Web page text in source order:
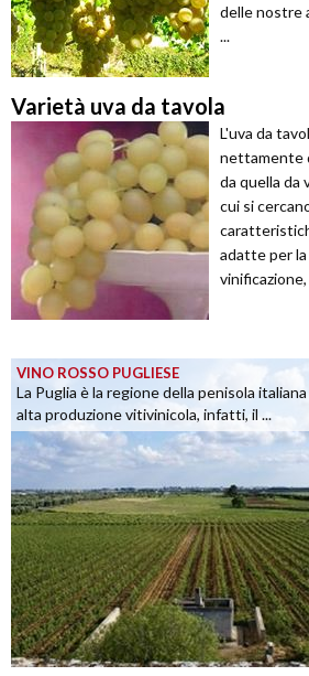
delle nostre
...
Varietà uva da tavola
L'uva da
nettamente
da quella da
cui si
adatte per la
vinificazione,
VINO ROSSO PUGLIESE
La Puglia è la regione della penisola
alta produzione vitivinicola, infatti, il ...